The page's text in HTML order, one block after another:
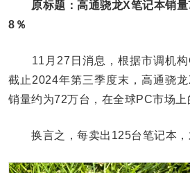
原标题：高通骁龙X笔记本销量
8％
11月27日消息，根据市调机构
截止2024年第三季度末，高通骁
销量约为72万台，在全球PC市场上
换言之，每卖出125台笔记本，